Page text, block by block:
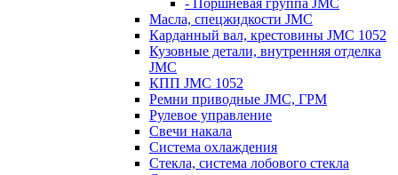
- Поршневая группа JMC
Масла, спецжидкости JMC
Карданный вал, крестовины JMC 1052
Кузовные детали, внутренняя отделка
JMC
КПП JMC 1052
Ремни приводные JMC, ГРМ
Рулевое управление
Свечи накала
Система охлаждения
Стекла, система лобового стекла